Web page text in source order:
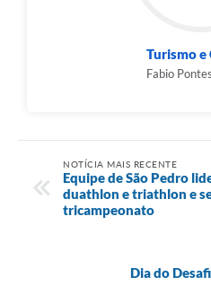
Turismo
Fabio
NOTÍCIA MAIS RECENTE
Equipe de São Pedro
duathlon e triathlon e
tricampeonato
Dia do